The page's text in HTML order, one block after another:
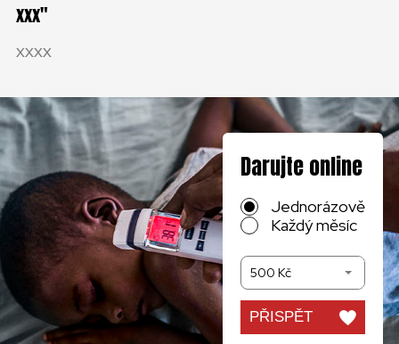
xxx
xxxx
Darujte online
Jednorázově
Každý měsíc
500 Kč
PŘISPĚT